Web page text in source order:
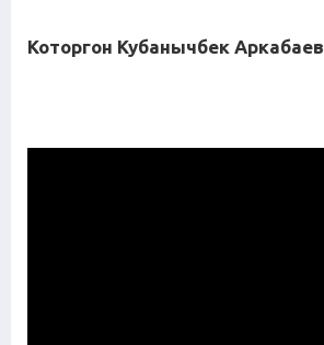
Которгон Кубанычбек Аркабаев